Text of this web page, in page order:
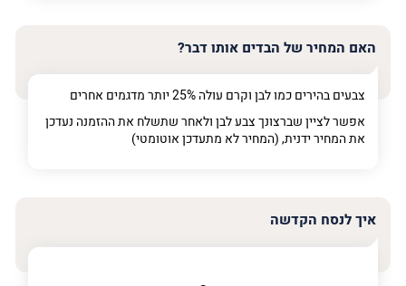
האם המחיר של הבדים אותו דבר?
צבעים בהירים כמו לבן וקרם עולה 25% יותר מדגמים אחרים
אפשר לציין שברצונך צבע לבן ולאחר שתשלח את ההזמנה נעדכן
את המחיר ידנית, (המחיר לא מתעדכן אוטומטי)
איך לנסח הקדשה